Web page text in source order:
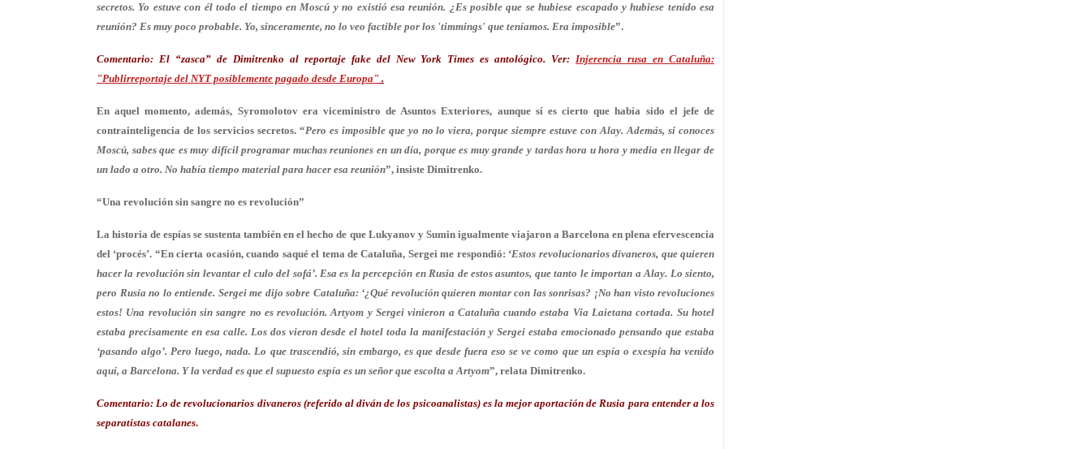
secretos. Yo estuve con él todo el tiempo en Moscú y no existió esa reunión. ¿Es posible que se hubiese escapado y hubiese tenido esa
reunión? Es muy poco probable. Yo, sinceramente, no lo veo factible por los 'timmings' que teníamos. Era imposible”.
Comentario: El “zasca” de Dimitrenko al reportaje fake del New York Times es antológico. Ver:Injerencia rusa en Cataluña:
"Publirreportaje del NYT posiblemente pagado desde Europa" .
En aquel momento, además, Syromolotov era viceministro de Asuntos Exteriores, aunque sí es cierto que había sido el jefe de
contrainteligencia de los servicios secretos. “Pero es imposible que yo no lo viera, porque siempre estuve con Alay. Además, si conoces
Moscú, sabes que es muy difícil programar muchas reuniones en un día, porque es muy grande y tardas hora u hora y media en llegar de
un lado a otro. No había tiempo material para hacer esa reunión”, insiste Dimitrenko.
“Una revolución sin sangre no es revolución”
La historia de espías se sustenta también en el hecho de que Lukyanov y Sumin igualmente viajaron a Barcelona en plena efervescencia
del ‘procés’. “En cierta ocasión, cuando saqué el tema de Cataluña, Sergei me respondió: ‘Estos revolucionarios divaneros, que quieren
hacer la revolución sin levantar el culo del sofá’. Esa es la percepción en Rusia de estos asuntos, que tanto le importan a Alay. Lo siento,
pero Rusia no lo entiende. Sergei me dijo sobre Cataluña: ‘¿Qué revolución quieren montar con las sonrisas? ¡No han visto revoluciones
estos! Una revolución sin sangre no es revolución. Artyom y Sergei vinieron a Cataluña cuando estaba Via Laietana cortada. Su hotel
estaba precisamente en esa calle. Los dos vieron desde el hotel toda la manifestación y Sergei estaba emocionado pensando que estaba
‘pasando algo’. Pero luego, nada.Lo que trascendió, sin embargo, es que desde fuera eso se ve como que un espía o exespía ha venido
aquí, a Barcelona. Y la verdad es que el supuesto espía es un señor que escolta a Artyom”, relata Dimitrenko.
Comentario: Lo derevolucionarios divaneros(referido al diván de los psicoanalistas) es la mejor aportación de Rusia para entender a los
separatistas catalanes.